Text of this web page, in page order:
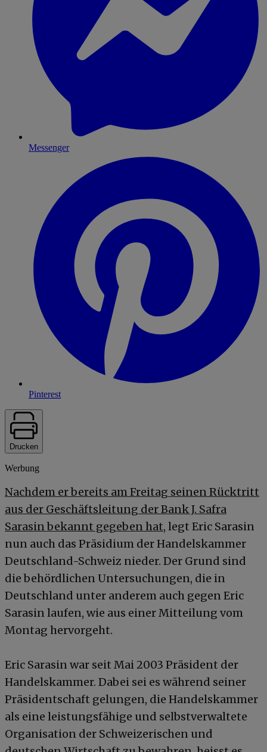
Messenger
Pinterest
Drucken
Werbung
Nachdem er bereits am Freitag seinen Rücktritt
aus der Geschäftsleitung der Bank J. Safra
Sarasin bekannt gegeben hat, legt Eric Sarasin
nun auch das Präsidium der Handelskammer
Deutschland-Schweiz nieder. Der Grund sind
die behördlichen Untersuchungen, die in
Deutschland unter anderem auch gegen Eric
Sarasin laufen, wie aus einer Mitteilung vom
Montag hervorgeht.
Eric Sarasin war seit Mai 2003 Präsident der
Handelskammer. Dabei sei es während seiner
Präsidentschaft gelungen, die Handelskammer
als eine leistungsfähige und selbstverwaltete
Organisation der Schweizerischen und